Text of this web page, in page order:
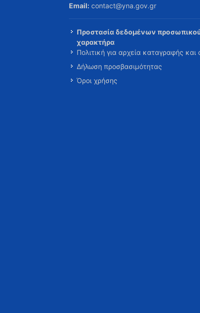
Email: contact@yna.gov.gr
Προστασία δεδομένων
χαρακτήρα
Πολιτική για αρχεία καταγραφής και
Δήλωση προσβασιμότητας
Όροι χρήσης